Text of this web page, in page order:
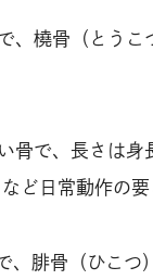
、橈骨（とう
骨で、長さは身
ど日常動作の要
、腓骨（ひこつ